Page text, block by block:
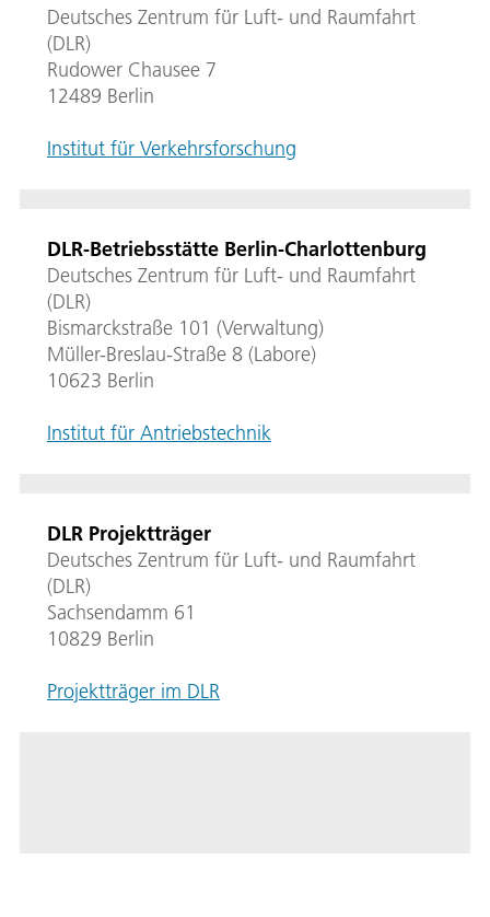
Deutsches Zentrum für Luft- und Raumfahrt
(DLR)
Rudower Chausee 7
12489 Berlin
Institut für Verkehrsforschung
DLR-Betriebsstätte Berlin-Charlottenburg
Deutsches Zentrum für Luft- und Raumfahrt
(DLR)
Bismarckstraße 101 (Verwaltung)
Müller-Breslau-Straße 8 (Labore)
10623 Berlin
Institut für Antriebstechnik
DLR Projektträger
Deutsches Zentrum für Luft- und Raumfahrt
(DLR)
Sachsendamm 61
10829 Berlin
Projektträger im DLR